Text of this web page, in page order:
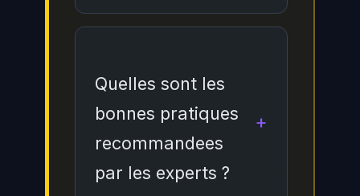
Ce sujet a unimpact
des organisations car il
de la protection des
systèmes d'information.
Les entreprises doivent
Quelles sont les
bonnes pratiques
recommandees
par les experts ?